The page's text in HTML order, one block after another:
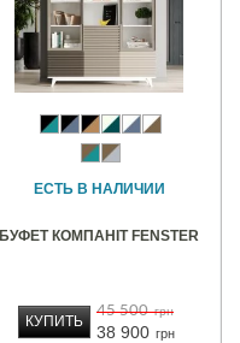
ЕСТЬ В НАЛИЧИИ
БУФЕТ КОМПАНІТ FENSTER
45 500 грн
38 900 грн
КУПИТЬ